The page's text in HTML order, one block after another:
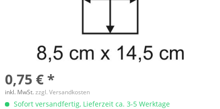
0,75 € *
inkl. MwSt.zzgl. Versandkosten
Sofort versandfertig, Lieferzeit ca. 3-5 Werktage